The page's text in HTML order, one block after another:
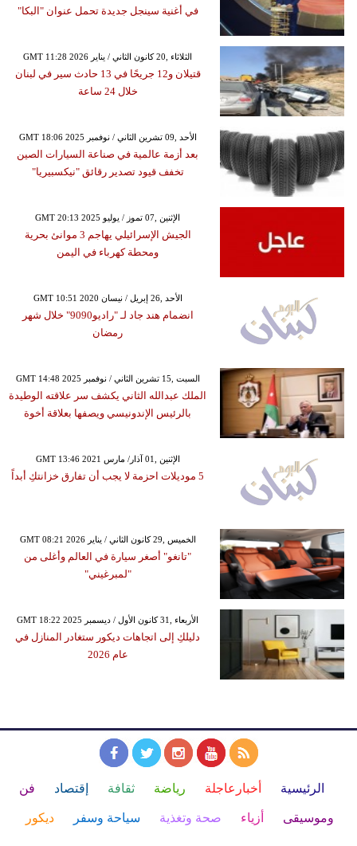
في أغنية سينجل جديدة تحمل عنوان "البكا"
GMT 11:28 2026 الثلاثاء ,20 كانون الثاني / يناير
قتيلان و12 جريحًا في 13 حادث سير في لبنان
خلال 24 ساعة
GMT 18:06 2025 الأحد ,09 تشرين الثاني / نوفمبر
بعد أزمة عالمية في صناعة السيارات الصين
تخفف قيود تصدير رقائق "نيكسبيريا"
GMT 20:13 2025 الإثنين ,07 تموز / يوليو
الجيش الإسرائيلي يهاجم 3 موانئ بحرية
ومحطة كهرباء في اليمن
GMT 10:51 2020 الأحد ,26 إبريل / نيسان
انضمام هند جاد لـ "راديو9090" خلال شهر
رمضان
GMT 14:48 2025 السبت ,15 تشرين الثاني / نوفمبر
الملك عبدالله الثاني يكشف سر علاقته الوطيدة
بالرئيس الإندونيسي ويصفها بعلاقة أخوة
GMT 13:46 2021 الإثنين ,01 آذار/ مارس
5 موديلات احزمة لا يجب أن تفارق خزانتكِ أبداً
GMT 08:21 2026 الخميس ,29 كانون الثاني / يناير
"تانغو" أصغر سيارة في العالم وأغلى من
"لمبرغيني"
GMT 18:22 2025 الأربعاء ,31 كانون الأول / ديسمبر
دليلكِ إلى اتجاهات ديكور ستغادر المنازل في
عام 2026
الرئيسية أخبارعاجلة رياضة ثقافة إقتصاد فن
وموسيقى أزياء صحة وتغذية سياحة وسفر ديكور